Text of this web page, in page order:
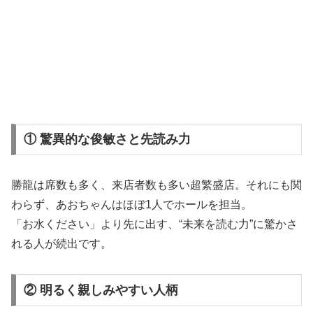
① 驚異的な俊敏さと先読み力
勝龍は席数も多く、来店者数も多い超繁盛店。それにも関
わらず、あおちゃんはほぼ1人でホールを担当。
「お水ください」より先に出す、“未来を読む力”に驚かさ
れる人が続出です。
② 明るく親しみやすい人柄